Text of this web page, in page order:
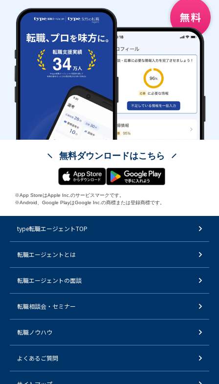
無料ダウンロードはこちら
※App StoreはApple Inc.のサービスマークです。
※Android、Google PlayはGoogle Inc.の商標または登録商標です。
type転職エージェントTOP
転職エージェントとは
転職エージェントの面談
転職相談会・セミナー
転職ノウハウ
よくあるご質問